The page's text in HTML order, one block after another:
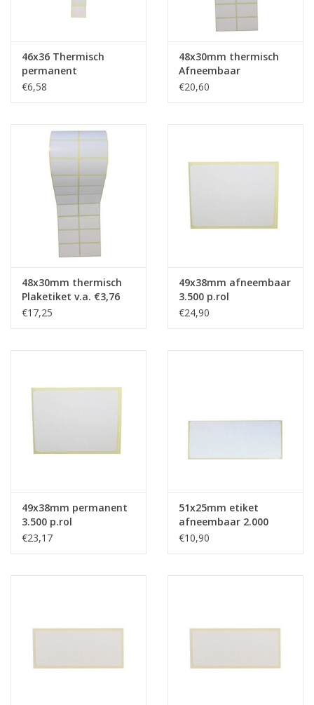
46x36 Thermisch
permanent
€6,58
48x30mm thermisch
Afneembaar
€20,60
48x30mm thermisch
Plaketiket v.a. €3,76
p.1.000
€17,25
49x38mm afneembaar
3.500 p.rol
€24,90
49x38mm permanent
3.500 p.rol
€23,17
51x25mm etiket
afneembaar 2.000
p.rol
€10,90